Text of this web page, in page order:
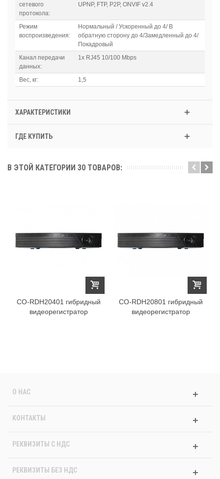
сетевого
протокола:
UPNP, FTP, P2P, ONVIF v2.4
Режим
воспроизведения:
Нормальный / Ускоренный до 4/ В
обратную сторону до 4/Замедленный до 4/
Покадровый
Канал передачи
данных:
1x RJ45 10/100 Mbps
Вес, кг: 1,5
ХАРАКТЕРИСТИКИ
ГДЕ КУПИТЬ
В ЭТОЙ КАТЕГОРИИ 30 ТОВАРОВ:
CO-RDH20401 гибридный
видеорегистратор
CO-RDH20801 гибридный
видеорегистратор
О НАС
КОНТАКТЫ
РЕКВИЗИТЫ C НДС
РЕКВИЗИТЫ БЕЗ НДС